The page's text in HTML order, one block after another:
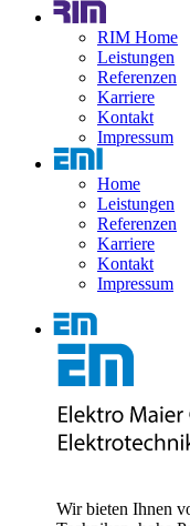
RIM Home
Leistungen
Referenzen
Karriere
Kontakt
Impressum
Home
Leistungen
Referenzen
Karriere
Kontakt
Impressum
Wir bieten Ihnen